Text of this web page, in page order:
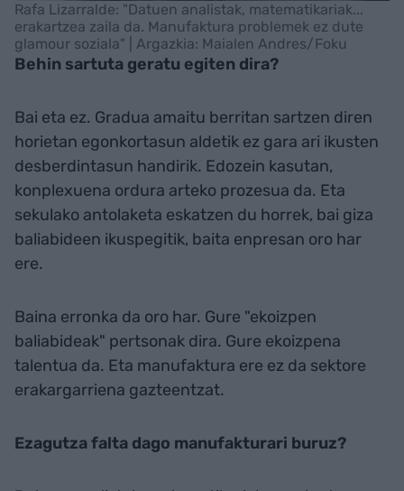
Rafa Lizarralde: "Datuen analistak, matematikariak...
erakartzea zaila da. Manufaktura problemek ez dute
glamour soziala" | Argazkia: Maialen Andres/Foku
Behin sartuta geratu egiten dira?
Bai eta ez. Gradua amaitu berritan sartzen diren
horietan egonkortasun aldetik ez gara ari ikusten
desberdintasun handirik. Edozein kasutan,
konplexuena ordura arteko prozesua da. Eta
sekulako antolaketa eskatzen du horrek, bai giza
baliabideen ikuspegitik, baita enpresan oro har
ere.
Baina erronka da oro har. Gure "ekoizpen
baliabideak" pertsonak dira. Gure ekoizpena
talentua da. Eta manufaktura ere ez da sektore
erakargarriena gazteentzat.
Ezagutza falta dago manufakturari buruz?